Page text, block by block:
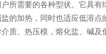
所需要的各种型状。它具
的加热，同时也适应低溶点
质、热压模，熔化盐、碱